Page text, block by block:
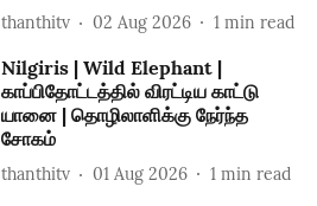
thanthitv 02 Aug 2026 1 min read
Nilgiris | Wild Elephant |
காப்பிதோட்டத்தில் விரட்டிய காட்டு
யானை | தொழிலாளிக்கு நேர்ந்த
சோகம்
thanthitv 01 Aug 2026 1 min read